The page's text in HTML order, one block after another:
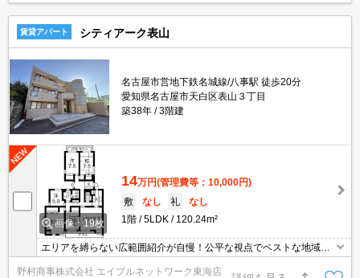
賃貸アパート シティアーク表山
名古屋市営地下鉄名城線/八事駅 徒歩20分
愛知県名古屋市天白区表山３丁目
築38年
3階建
画像：19枚
14万円(管理費等：10,000円)
敷
なし 礼
なし
1階
5LDK 120.24m²
エリアを縛らない広範囲紹介が自慢！公平な視点でベストな地域を
ご提案します。現地集合・オンライン対応！
野村商事株式会社 エイブルネットワーク東海店